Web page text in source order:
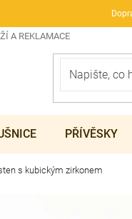
A REKLAMACE
PŘÍVĚSKY
s kubickým zirkonem